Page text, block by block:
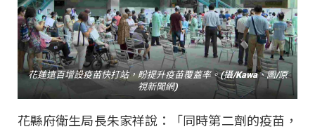
花蓮遠百增設疫苗快打站，盼提升疫苗覆蓋率。(攝/Kawa、圖/原
視新聞網)
花縣府衛生局長朱家祥說：「同時第二劑的疫苗，